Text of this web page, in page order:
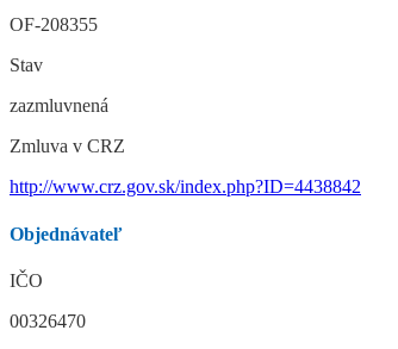
OF-208355
Stav
zazmluvnená
Zmluva v CRZ
http://www.crz.gov.sk/index.php?ID=4438842
Objednávateľ
IČO
00326470